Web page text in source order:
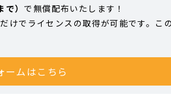
） で無償配布いたします！
けでライセンスの取得が可能です。こ
ームはこちら